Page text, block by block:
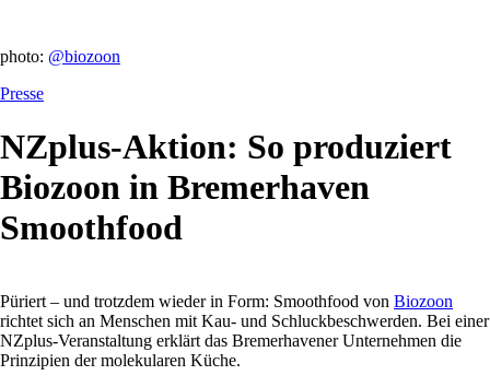
photo: @biozoon
Presse
NZplus-Aktion: So produziert
Biozoon in Bremerhaven
Smoothfood
Püriert – und trotzdem wieder in Form: Smoothfood von Biozoon
richtet sich an Menschen mit Kau- und Schluckbeschwerden. Bei einer
NZplus-Veranstaltung erklärt das Bremerhavener Unternehmen die
Prinzipien der molekularen Küche.